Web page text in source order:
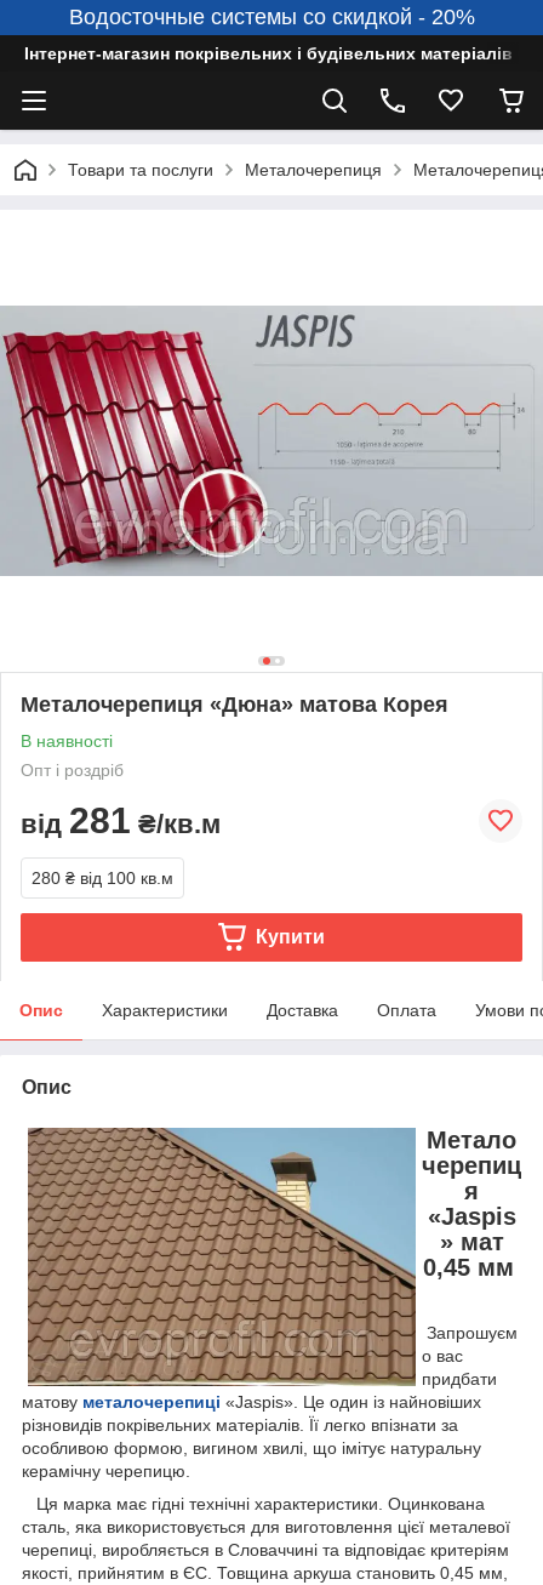
Водосточные системы со скидкой - 20%
Інтернет-магазин покрівельних і будівельних матеріалів
Товари та послуги Металочерепиця
Металочерепиця «Дюна» матова Корея
В наявності
Опт і роздріб
від 281 ₴/кв.м
280 ₴ від 100 кв.м
Купити
Опис Характеристики Доставка Оплата Умови
Опис
Метало
черепиц
я
«Jaspis
» мат
0,45 мм
Запрошуєм
о вас
придбати
матову металочерепиці «Jaspis». Це один із найновіших
різновидів покрівельних матеріалів. Її легко впізнати за
особливою формою, вигином хвилі, що імітує натуральну
керамічну черепицю.
Ця марка має гідні технічні характеристики. Оцинкована
сталь, яка використовується для виготовлення цієї металевої
черепиці, виробляється в Словаччині та відповідає критеріям
якості, прийнятим в ЄС. Товщина аркуша становить 0,45 мм,